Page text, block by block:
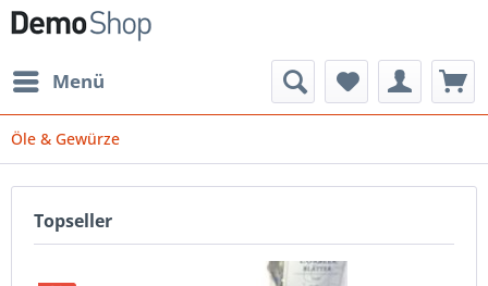
Menü
Öle & Gewürze
Topseller